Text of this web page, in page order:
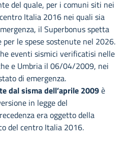
del quale, per i comuni siti nei
Italia 2016 nei quali sia
il Superbonus spetta
per le spese sostenute nel 2026.
eventi sismici verificatisi nelle
e Umbria il 06/04/2009, nei
di emergenza.
dal sisma dell’aprile 2009è
in legge del
era oggetto della
del centro Italia 2016.